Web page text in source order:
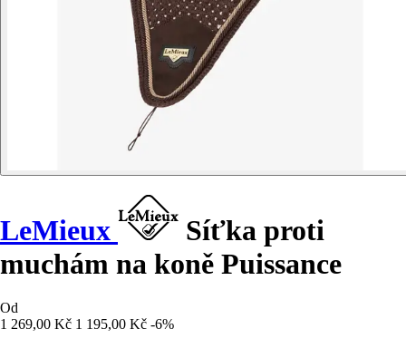
LeMieux
Síťka proti
muchám na koně Puissance
Od
1 269,00 Kč 1 195,00 Kč -6%